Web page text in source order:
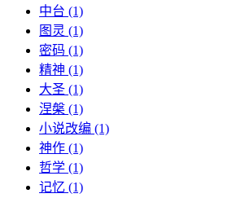
中台 (1)
图灵 (1)
密码 (1)
精神 (1)
大圣 (1)
涅槃 (1)
小说改编 (1)
神作 (1)
哲学 (1)
记忆 (1)